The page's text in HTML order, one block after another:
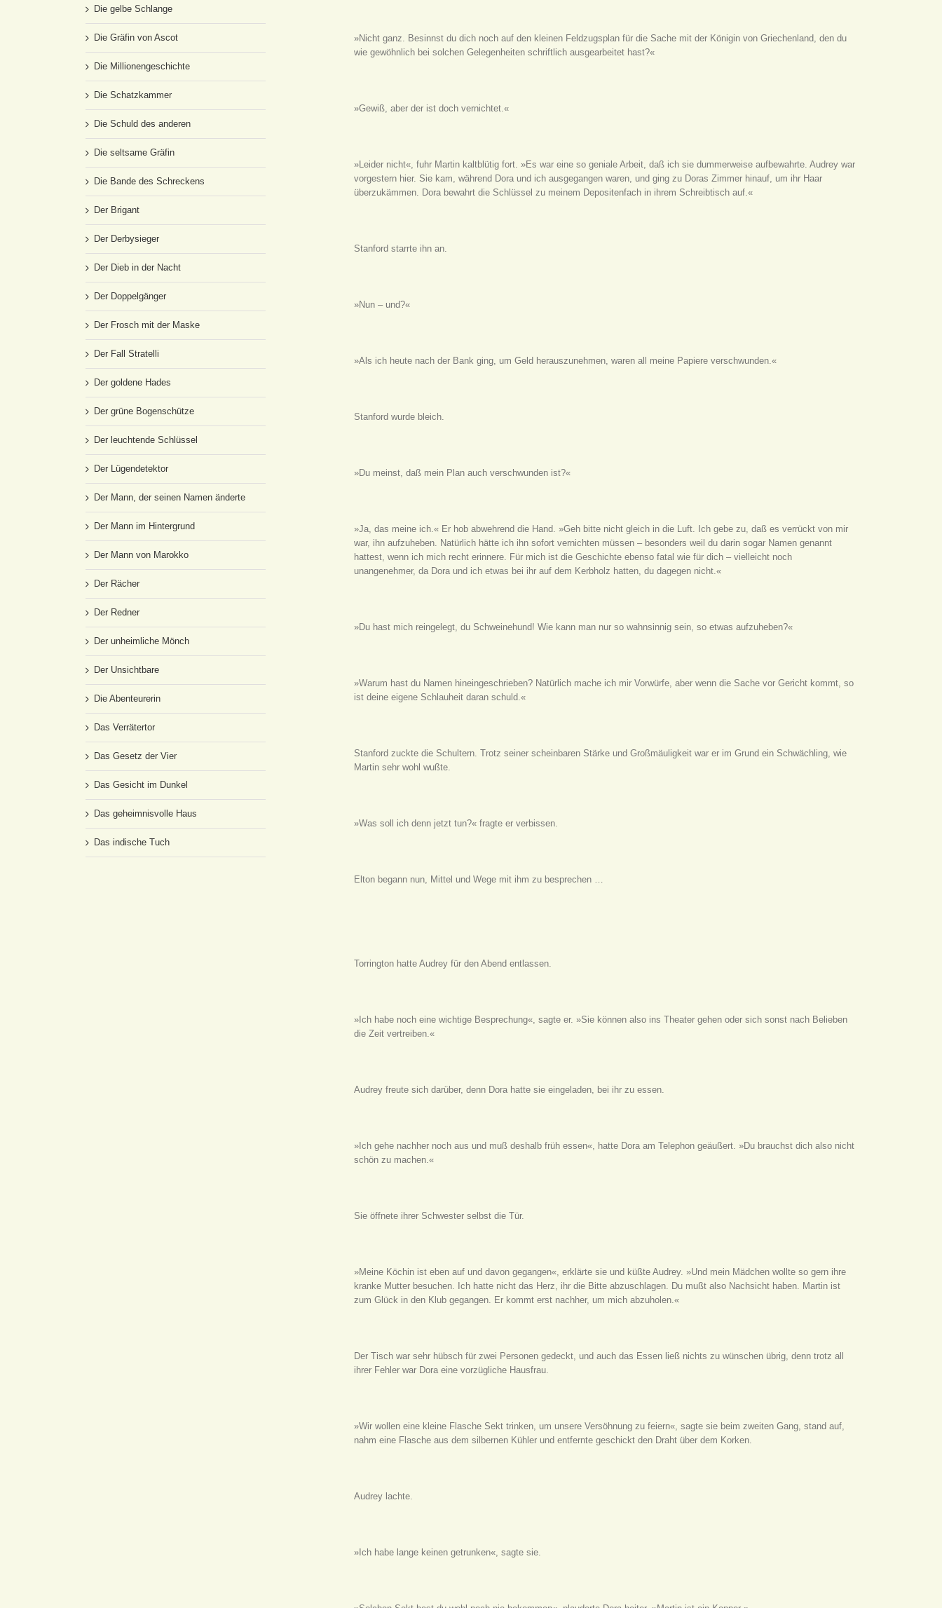
»Nicht ganz. Besinnst du dich noch auf den kleinen Feldzugsplan für die Sache mit der Königin von Griechenland, den du
wie gewöhnlich bei solchen Gelegenheiten schriftlich ausgearbeitet hast?«
»Gewiß, aber der ist doch vernichtet.«
»Leider nicht«, fuhr Martin kaltblütig fort. »Es war eine so geniale Arbeit, daß ich sie dummerweise aufbewahrte. Audrey war
vorgestern hier. Sie kam, während Dora und ich ausgegangen waren, und ging zu Doras Zimmer hinauf, um ihr Haar
überzukämmen. Dora bewahrt die Schlüssel zu meinem Depositenfach in ihrem Schreibtisch auf.«
Stanford starrte ihn an.
»Nun – und?«
»Als ich heute nach der Bank ging, um Geld herauszunehmen, waren all meine Papiere verschwunden.«
Stanford wurde bleich.
»Du meinst, daß mein Plan auch verschwunden ist?«
»Ja, das meine ich.« Er hob abwehrend die Hand. »Geh bitte nicht gleich in die Luft. Ich gebe zu, daß es verrückt von mir
war, ihn aufzuheben. Natürlich hätte ich ihn sofort vernichten müssen – besonders weil du darin sogar Namen genannt
hattest, wenn ich mich recht erinnere. Für mich ist die Geschichte ebenso fatal wie für dich – vielleicht noch
unangenehmer, da Dora und ich etwas bei ihr auf dem Kerbholz hatten, du dagegen nicht.«
»Du hast mich reingelegt, du Schweinehund! Wie kann man nur so wahnsinnig sein, so etwas aufzuheben?«
»Warum hast du Namen hineingeschrieben? Natürlich mache ich mir Vorwürfe, aber wenn die Sache vor Gericht kommt, so
ist deine eigene Schlauheit daran schuld.«
Stanford zuckte die Schultern. Trotz seiner scheinbaren Stärke und Großmäuligkeit war er im Grund ein Schwächling, wie
Martin sehr wohl wußte.
»Was soll ich denn jetzt tun?« fragte er verbissen.
Elton begann nun, Mittel und Wege mit ihm zu besprechen …
Torrington hatte Audrey für den Abend entlassen.
»Ich habe noch eine wichtige Besprechung«, sagte er. »Sie können also ins Theater gehen oder sich sonst nach Belieben
die Zeit vertreiben.«
Audrey freute sich darüber, denn Dora hatte sie eingeladen, bei ihr zu essen.
»Ich gehe nachher noch aus und muß deshalb früh essen«, hatte Dora am Telephon geäußert. »Du brauchst dich also nicht
schön zu machen.«
Sie öffnete ihrer Schwester selbst die Tür.
»Meine Köchin ist eben auf und davon gegangen«, erklärte sie und küßte Audrey. »Und mein Mädchen wollte so gern ihre
kranke Mutter besuchen. Ich hatte nicht das Herz, ihr die Bitte abzuschlagen. Du mußt also Nachsicht haben. Martin ist
zum Glück in den Klub gegangen. Er kommt erst nachher, um mich abzuholen.«
Der Tisch war sehr hübsch für zwei Personen gedeckt, und auch das Essen ließ nichts zu wünschen übrig, denn trotz all
ihrer Fehler war Dora eine vorzügliche Hausfrau.
»Wir wollen eine kleine Flasche Sekt trinken, um unsere Versöhnung zu feiern«, sagte sie beim zweiten Gang, stand auf,
nahm eine Flasche aus dem silbernen Kühler und entfernte geschickt den Draht über dem Korken.
Audrey lachte.
»Ich habe lange keinen getrunken«, sagte sie.
Die gelbe Schlange
Die Gräfin von Ascot
Die Millionengeschichte
Die Schatzkammer
Die Schuld des anderen
Die seltsame Gräfin
Die Bande des Schreckens
Der Brigant
Der Derbysieger
Der Dieb in der Nacht
Der Doppelgänger
Der Frosch mit der Maske
Der Fall Stratelli
Der goldene Hades
Der grüne Bogenschütze
Der leuchtende Schlüssel
Der Lügendetektor
Der Mann, der seinen Namen änderte
Der Mann im Hintergrund
Der Mann von Marokko
Der Rächer
Der Redner
Der unheimliche Mönch
Der Unsichtbare
Die Abenteurerin
Das Verrätertor
Das Gesetz der Vier
Das Gesicht im Dunkel
Das geheimnisvolle Haus
Das indische Tuch